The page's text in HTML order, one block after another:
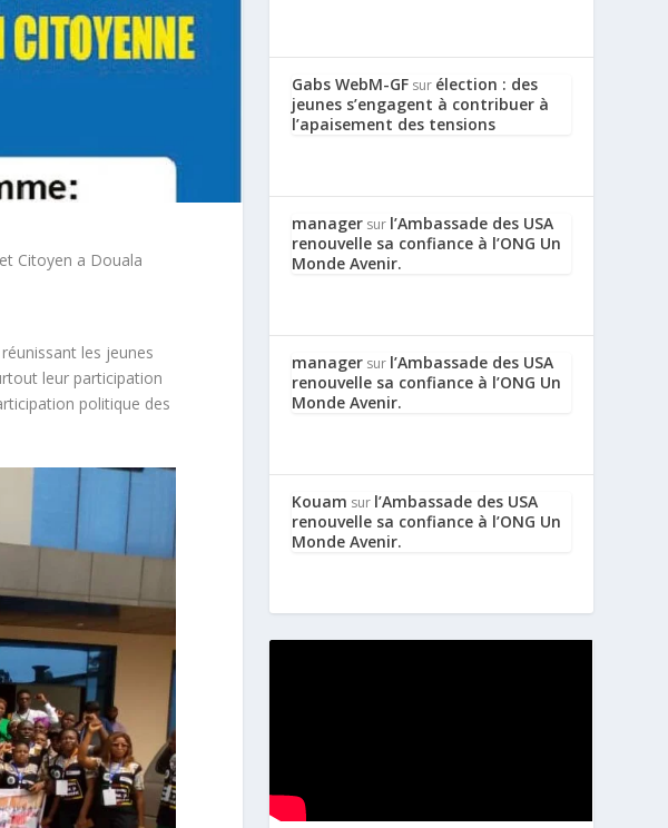
Citoyen a Douala
les jeunes
leur participation
politique des
Gabs WebM-GF sur élection : des
jeunes s’engagent à contribuer à
l’apaisement des tensions
manager sur l’Ambassade des USA
renouvelle sa confiance à l’ONG Un
Monde Avenir.
manager sur l’Ambassade des USA
renouvelle sa confiance à l’ONG Un
Monde Avenir.
Kouam sur l’Ambassade des USA
renouvelle sa confiance à l’ONG Un
Monde Avenir.